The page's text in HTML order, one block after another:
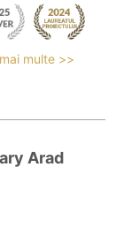
multe >>
Arad